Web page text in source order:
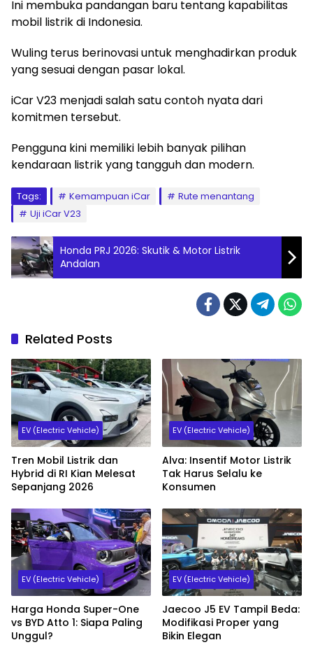
Ini membuka pandangan baru tentang kapabilitas
mobil listrik di Indonesia.
Wuling terus berinovasi untuk menghadirkan produk
yang sesuai dengan pasar lokal.
iCar V23 menjadi salah satu contoh nyata dari
komitmen tersebut.
Pengguna kini memiliki lebih banyak pilihan
kendaraan listrik yang tangguh dan modern.
Tags: Kemampuan iCar
Rute menantang
Uji iCar V23
Honda PRJ 2026: Skutik & Motor Listrik
Andalan
Related Posts
EV (Electric Vehicle)
Tren Mobil Listrik dan
Hybrid di RI Kian Melesat
Sepanjang 2026
EV (Electric Vehicle)
Alva: Insentif Motor Listrik
Tak Harus Selalu ke
Konsumen
EV (Electric Vehicle)
Harga Honda Super-One
vs BYD Atto 1: Siapa Paling
Unggul?
EV (Electric Vehicle)
Jaecoo J5 EV Tampil Beda:
Modifikasi Proper yang
Bikin Elegan